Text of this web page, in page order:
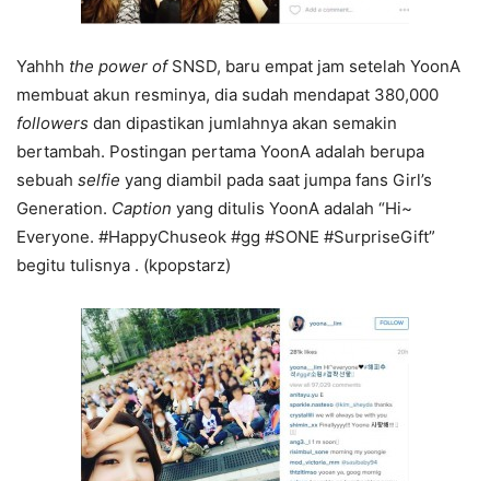
Yahhh the power of SNSD, baru empat jam setelah YoonA
membuat akun resminya, dia sudah mendapat 380,000
followers dan dipastikan jumlahnya akan semakin
bertambah. Postingan pertama YoonA adalah berupa
sebuah selfie yang diambil pada saat jumpa fans Girl’s
Generation. Caption yang ditulis YoonA adalah “Hi~
Everyone. #HappyChuseok #gg #SONE #SurpriseGift”
begitu tulisnya . (kpopstarz)